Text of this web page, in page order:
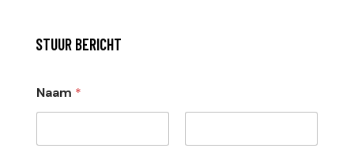
STUUR BERICHT
Naam *